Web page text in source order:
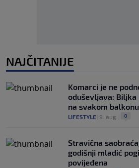
NAJČITANIJE
Komarci je ne
oduševljava:
na svakom balkonu
LIFESTYLE 9. aug. 0
Stravična
godišnji mladić
povijeđena